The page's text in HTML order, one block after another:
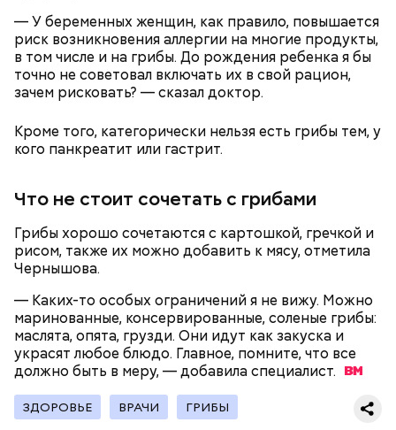
— У беременных женщин, как правило, повышается
риск возникновения аллергии на многие продукты,
в том числе и на грибы. До рождения ребенка я бы
точно не советовал включать их в свой рацион,
зачем рисковать? — сказал доктор.
Кроме того, категорически нельзя есть грибы тем, у
кого панкреатит или гастрит.
Что не стоит сочетать с грибами
Грибы хорошо сочетаются с картошкой, гречкой и
рисом, также их можно добавить к мясу, отметила
Чернышова.
— Каких-то особых ограничений я не вижу. Можно
маринованные, консервированные, соленые грибы:
маслята, опята, грузди. Они идут как закуска и
украсят любое блюдо. Главное, помните, что все
должно быть в меру, — добавиласпециалист.
ЗДОРОВЬЕ ВРАЧИ ГРИБЫ
Фото: Shutterstock
Однако диетолог предупредила: не для всех дыня
может быть полезна. В первую очередь ее стоит
есть с осторожностью людям:
— Наиболее распространенные борщ, щи, котлеты,
салаты, лаваш с творогом и сыром, пироги, омлет,
запеканка. Щавеля там везде используется
немного, поэтому никакого вреда от него не будет.
Чем разнообразнее рацион питания человека, тем
лучше. Потому что это исключает вероятность
возникновения дефицитов микроэлементов, —
Вовсю идет и сезон черешни. «Вечерняя Москва»
узнала у врача — эндокринолога-диетолога
Натальи Лазуренко,
как правильно есть эту ягоду
пользой для здоровья.